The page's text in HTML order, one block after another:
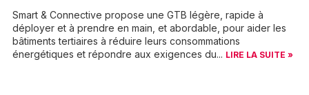
Smart & Connective propose une GTB légère, rapide à
déployer et à prendre en main, et abordable, pour aider les
bâtiments tertiaires à réduire leurs consommations
énergétiques et répondre aux exigences du... LIRE LA SUITE »